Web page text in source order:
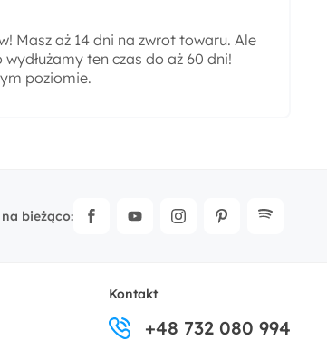
Masz aż 14 dni na zwrot towaru. Ale
ten czas do aż 60 dni!
poziomie.
bieżąco:
Kontakt
+48 732 080 994